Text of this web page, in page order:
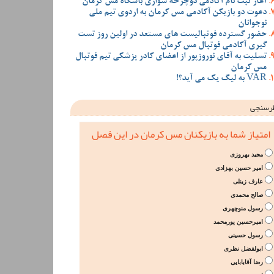
دعوت دو بازیکن آکادمی مس کرمان به اردوی تیم ملی
نوجوانان
حضور گسترده فوتبالیست های مستعد در اولین روز تست
گیری آکادمی فوتبال مس کرمان
تسلیت به آقای نوروزپور از اعضای کادر پزشکی تیم فوتبال
مس کرمان
VAR به لیگ یک می آید؟!
امتیاز شما به بازیکنان مس کرمان در این فصل
مجید بهروزی
امیر حسین بهزادی
عارف زینلی
صالح محمدی
رسول منوچهری
امیرحسین پورمحمد
رسول حسینی
ابولفضل نظری
رضا آقابابایی